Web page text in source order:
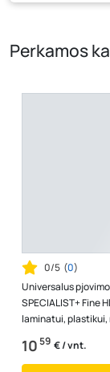
kaina, kuri
Perkamos
0/5 (0)
Universalus
SPECIALIST+ Fine
laminatui, plastikui,
1059 € / vnt.